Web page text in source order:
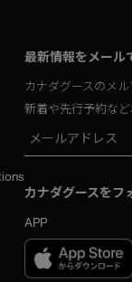
最新情報をメール
カナダグースのメ
新着や先行予約な
カナダグースをフ
APP